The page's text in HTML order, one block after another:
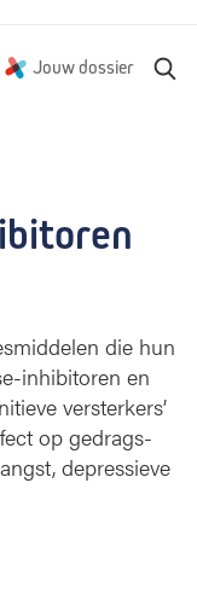
Jouw dossier
die hun
inhibitoren en
versterkers’
op gedrags-
depressieve